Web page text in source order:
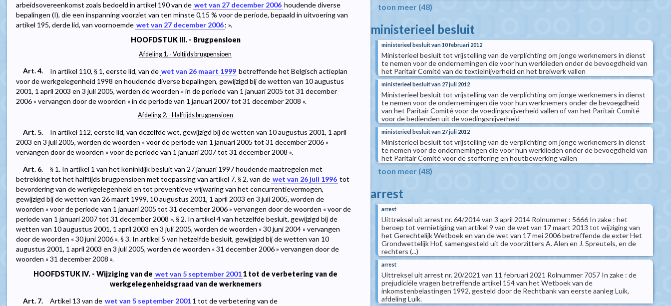
arbeidsovereenkomst zoals bedoeld in artikel 190 van de wet van 27 december 2006 houdende diverse
bepalingen (I), die een inspanning voorziet van ten minste 0,15 % voor de periode, bepaald in uitvoering van
artikel 195, derde lid, van voornoemde wet van 27 december 2006; ».
HOOFDSTUK III. - Brugpensloen
Afdeling 1. - Voltijds brugpensioen
Art. 4. In artikel 110, § 1, eerste lid, van de wet van 26 maart 1999 betreffende het Belgisch actieplan
voor de werkgelegenheid 1998 en houdende diverse bepalingen, gewijzigd bij de wetten van 10 augustus
2001, 1 april 2003 en 3 juli 2005, worden de woorden « in de periode van 1 januari 2005 tot 31 december
2006 » vervangen door de woorden « in de periode van 1 januari 2007 tot 31 december 2008 ».
Afdeling 2. - Halftijds brugpensioen
Art. 5.
In artikel 112, eerste lid, van dezelfde wet, gewijzigd bij de wetten van 10 augustus 2001, 1 april
2003 en 3 juli 2005, worden de woorden « voor de periode van 1 januari 2005 tot 31 december 2006 »
vervangen door de woorden « voor de periode van 1 januari 2007 tot 31 december 2008 ».
Art. 6.
§ 1. In artikel 1 van het koninklijk besluit van 27 januari 1997 houdende maatregelen met
betrekking tot het halftijds brugpensioen met toepassing van artikel 7, § 2, van de wet van 26 juli 1996 tot
bevordering van de werkgelegenheid en tot preventieve vrijwaring van het concurrentievermogen,
gewijzigd bij de wetten van 26 maart 1999, 10 augustus 2001, 1 april 2003 en 3 juli 2005, worden de
woorden « voor de periode van 1 januari 2005 tot 31 december 2006 » vervangen door de woorden « voor de
periode van 1 januari 2007 tot 31 december 2008 ». § 2. In artikel 4 van hetzelfde besluit, gewijzigd bij de
wetten van 10 augustus 2001, 1 april 2003 en 3 juli 2005, worden de woorden « 30 juni 2004 » vervangen
door de woorden « 30 juni 2006 ». § 3. In artikel 5 van hetzelfde besluit, gewijzigd bij de wetten van 10
augustus 2001, 1 april 2003 en 3 juli 2005, worden de woorden « 31 december 2006 » vervangen door de
woorden « 31 december 2008 ».
HOOFDSTUK IV. - Wijziging van de wet van 5 september 20011 tot de verbetering van de
werkgelegenheidsgraad van de werknemers
Art. 7.
Artikel 13 van de wet van 5 september 20011 tot de verbetering van de
toon meer (48)
ministerieel besluit
ministerieel besluit van 10 februari 2012
Ministerieel besluit tot vrijstelling van de verplichting om jonge werknemers in dienst
te nemen voor de ondernemingen die voor hun werklieden onder de bevoegdheid van
het Paritair Comité van de textielnijverheid en het breiwerk vallen
ministerieel besluit van 27 juli 2012
Ministerieel besluit tot vrijstelling van de verplichting om jonge werknemers in dienst
te nemen voor de ondernemingen die voor hun werknemers onder de bevoegdheid
van het Paritair Comité voor de voedingsnijverheid vallen of van het Paritair Comité
voor de bedienden uit de voedingsnijverheid
ministerieel besluit van 27 juli 2012
Ministerieel besluit tot vrijstelling van de verplichting om jonge werknemers in dienst
te nemen voor de ondernemingen die voor hun werklieden onder de bevoegdheid van
het Paritair Comité voor de stoffering en houtbewerking vallen
toon meer (48)
arrest
arrest
Uittreksel uit arrest nr. 64/2014 van 3 april 2014 Rolnummer : 5666 In zake : het
beroep tot vernietiging van artikel 9 van de wet van 17 maart 2013 tot wijziging van
het Gerechtelijk Wetboek en van de wet van 17 mei 2006 betreffende de exter Het
Grondwettelijk Hof, samengesteld uit de voorzitters A. Alen en J. Spreutels, en de
rechters (...)
arrest
Uittreksel uit arrest nr. 20/2021 van 11 februari 2021 Rolnummer 7057 In zake : de
prejudiciële vragen betreffende artikel 154 van het Wetboek van de
inkomstenbelastingen 1992, gesteld door de Rechtbank van eerste aanleg Luik,
afdeling Luik.